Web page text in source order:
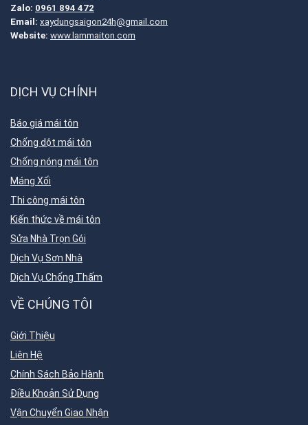
Zalo: 0961 894 472
Email: xaydungsaigon24h@gmail.com
Website: www.lammaiton.com
DỊCH VỤ CHÍNH
Báo giá mái tôn
Chống dột mái tôn
Chống nóng mái tôn
Máng Xối
Thi công mái tôn
Kiến thức về mái tôn
Sửa Nhà Trọn Gói
Dịch Vụ Sơn Nhà
Dịch Vụ Chống Thấm
VỀ CHÚNG TÔI
Giới Thiệu
Liên Hệ
Chính Sách Bảo Hành
Điều Khoản Sử Dụng
Vận Chuyển Giao Nhận